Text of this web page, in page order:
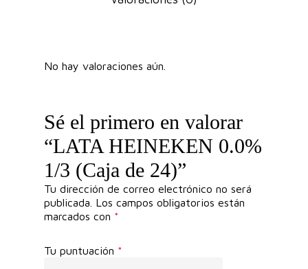
No hay valoraciones aún.
Sé el primero en valorar
“LATA HEINEKEN 0.0%
1/3 (Caja de 24)”
Tu dirección de correo electrónico no será
publicada. Los campos obligatorios están
marcados con *
Tu puntuación *